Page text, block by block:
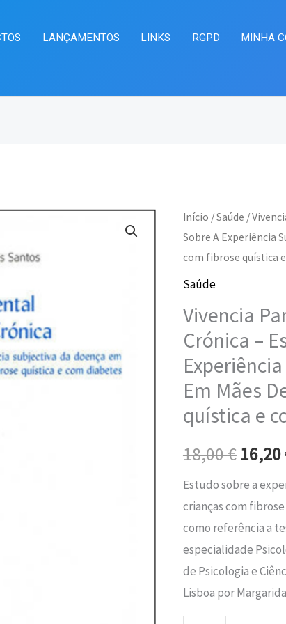
LANÇAMENTOS LINKS RGPD MINHA
Início /Saúde /
Sobre A Experiência
com fibrose quística
Saúde
Vivencia
Crónica –
Em Mães
quística e
18,00€
O
preço
era:
18,00
16,20
Estudo sobre a
crianças com
como referência a
especialidade
de Psicologia e
Lisboa por
Quantidade
de
Vivencia
Parental
Doença
Crónica
Estudo
Sobre
Experiência